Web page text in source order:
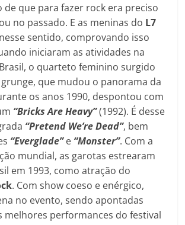
de que para fazer rock era preciso
no passado. E as meninas do L7
sentido, comprovando isso
iniciaram as atividades na
o quarteto feminino surgido
que mudou o panorama da
os anos 1990, despontou com
“Bricks Are Heavy”(1992). É desse
“Pretend We’re Dead”, bem
“Everglade”e “Monster”. Com a
mundial, as garotas estrearam
em 1993, como atração do
. Com show coeso e enérgico,
no evento, sendo apontadas
melhores performances do festival